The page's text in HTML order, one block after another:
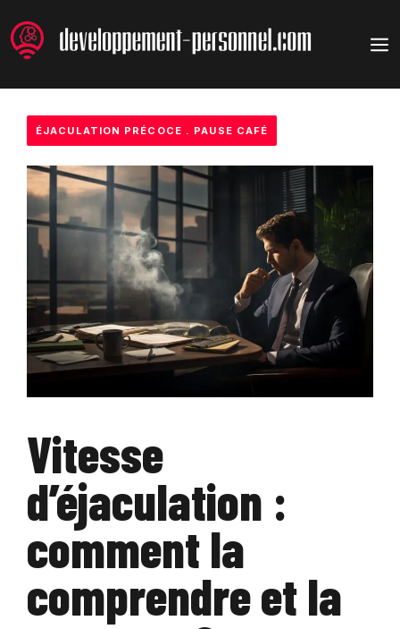
au
contenu
ÉJACULATION PRÉCOCE . PAUSE CAFÉ
Vitesse
d’éjaculation :
comment la
comprendre et la